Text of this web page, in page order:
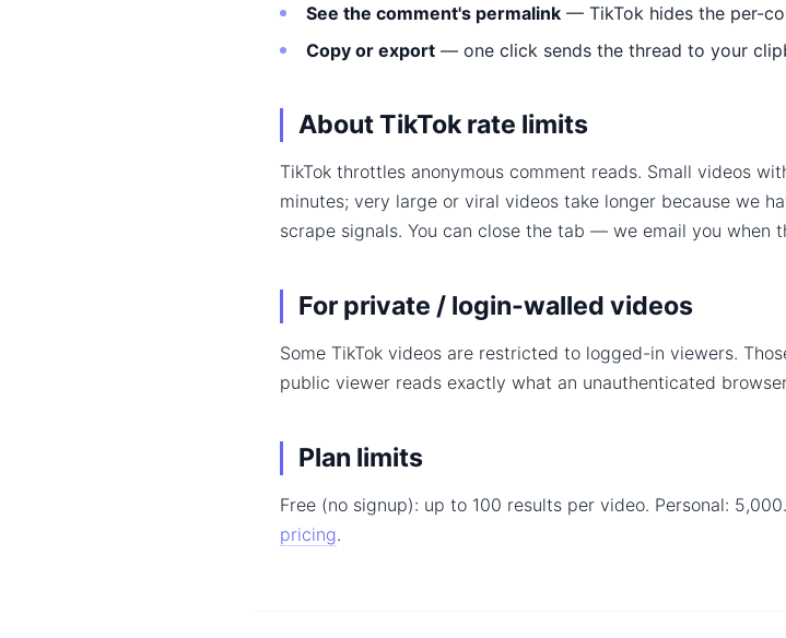
See the comment's permalink — TikTok hides the per-
Copy or export — one click sends the thread to your
About TikTok rate limits
TikTok throttles anonymous comment reads. Small videos
minutes; very large or viral videos take longer because we
scrape signals. You can close the tab — we email you when
For private / login-walled videos
Some TikTok videos are restricted to logged-in viewers.
public viewer reads exactly what an unauthenticated
Plan limits
Free (no signup): up to 100 results per video. Personal:
pricing.